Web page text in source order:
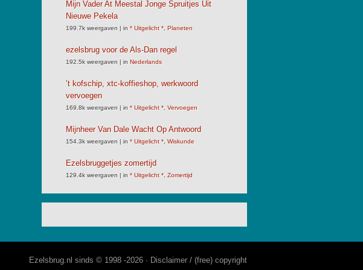
Mijn Vader At Meestal Jonge Spruitjes Uit
Nieuwe Pekela
199.7k weergaven | in * Uitgelicht *, Planeten
ezelsbrug voor de Als-Dan regel
192.5k weergaven | in Nederlands
’t kofschip, xtc-koffieshop, werkwoord
vervoegen
169.8k weergaven | in * Uitgelicht *, Vervoegen
Mijnheer Van Dale Wacht Op Antwoord
154.3k weergaven | in * Uitgelicht *, Wiskunde
Ezelsbruggetjes zomertijd
129.4k weergaven | in * Uitgelicht *, Zomertijd
Ezelsbrug.nl sinds © 1998 -2026 · Disclaimer / (free) copyright